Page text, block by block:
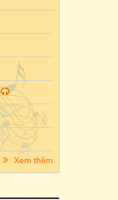
Xem thêm